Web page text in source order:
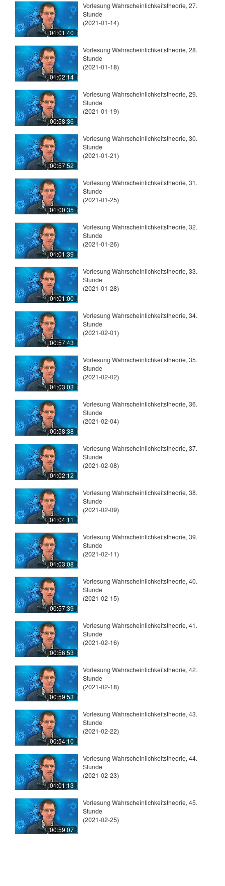
01:01:40
Vorlesung Wahrscheinlichkeitstheorie, 27.
Stunde
(2021-01-14)
01:02:14
Vorlesung Wahrscheinlichkeitstheorie, 28.
Stunde
(2021-01-18)
00:58:36
Vorlesung Wahrscheinlichkeitstheorie, 29.
Stunde
(2021-01-19)
00:57:52
Vorlesung Wahrscheinlichkeitstheorie, 30.
Stunde
(2021-01-21)
01:00:35
Vorlesung Wahrscheinlichkeitstheorie, 31.
Stunde
(2021-01-25)
01:01:39
Vorlesung Wahrscheinlichkeitstheorie, 32.
Stunde
(2021-01-26)
01:01:00
Vorlesung Wahrscheinlichkeitstheorie, 33.
Stunde
(2021-01-28)
00:57:43
Vorlesung Wahrscheinlichkeitstheorie, 34.
Stunde
(2021-02-01)
01:03:03
Vorlesung Wahrscheinlichkeitstheorie, 35.
Stunde
(2021-02-02)
00:58:38
Vorlesung Wahrscheinlichkeitstheorie, 36.
Stunde
(2021-02-04)
01:02:12
Vorlesung Wahrscheinlichkeitstheorie, 37.
Stunde
(2021-02-08)
01:04:11
Vorlesung Wahrscheinlichkeitstheorie, 38.
Stunde
(2021-02-09)
01:03:08
Vorlesung Wahrscheinlichkeitstheorie, 39.
Stunde
(2021-02-11)
00:57:39
Vorlesung Wahrscheinlichkeitstheorie, 40.
Stunde
(2021-02-15)
00:56:53
Vorlesung Wahrscheinlichkeitstheorie, 41.
Stunde
(2021-02-16)
00:59:53
Vorlesung Wahrscheinlichkeitstheorie, 42.
Stunde
(2021-02-18)
00:54:10
Vorlesung Wahrscheinlichkeitstheorie, 43.
Stunde
(2021-02-22)
01:01:13
Vorlesung Wahrscheinlichkeitstheorie, 44.
Stunde
(2021-02-23)
00:59:07
Vorlesung Wahrscheinlichkeitstheorie, 45.
Stunde
(2021-02-25)